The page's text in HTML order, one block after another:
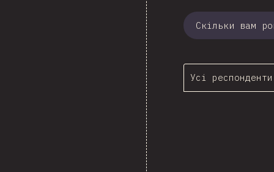
Скільки вам
Усі респонденти